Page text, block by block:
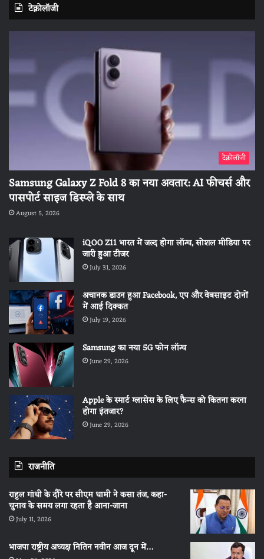
टेक्नोलॉजी
टेक्नोलॉजी
Samsung Galaxy Z Fold 8 का नया अवतार: AI फीचर्स और
पासपोर्ट साइज डिस्प्ले के साथ
August 5, 2026
iQOO Z11 भारत में जल्द होगा लॉन्च, सोशल मीडिया पर
जारी हुआ टीजर
July 31, 2026
अचानक डाउन हुआ Facebook, एप और वेबसाइट दोनों
में आई दिक्कत
July 19, 2026
Samsung का नया 5G फोन लॉन्च
June 29, 2026
Apple के स्मार्ट ग्लासेस के लिए फैन्स को कितना करना
होगा इंतजार?
June 29, 2026
राजनीति
राहुल गांधी के दौरे पर सीएम धामी ने कसा तंज, कहा-
चुनाव के समय लगा रहता है आना-जाना
July 11, 2026
भाजपा राष्ट्रीय अध्यक्ष नितिन नवीन आज दून में…